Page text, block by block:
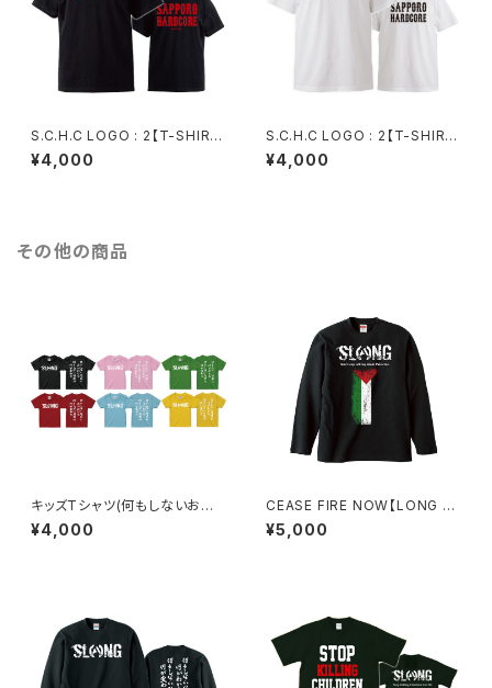
S.C.H.C LOGO : 2【T-SHIRT
: 黒ボディ】
¥4,000
S.C.H.C LOGO : 2【T-SHIRT
: 白ボディ】
¥4,000
その他の商品
キッズTシャツ(何もしないお前
に何がわかる 何もしないお前の
何が変わる)
¥4,000
CEASE FIRE NOW【LONG SL
EEVE】
¥5,000